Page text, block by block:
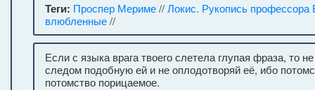
Теги: Проспер Мериме//Локис. Рукопись профессора
влюбленные//
Если с языка врага твоего слетела глупая фраза, то
следом подобную ей и не оплодотворяй её, ибо
потомство порицаемое.